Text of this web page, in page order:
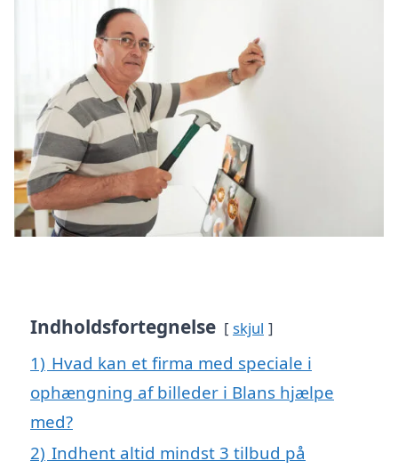
Indholdsfortegnelse skjul
1) Hvad kan et firma med speciale i
ophængning af billeder i Blans hjælpe
med?
2) Indhent altid mindst 3 tilbud på